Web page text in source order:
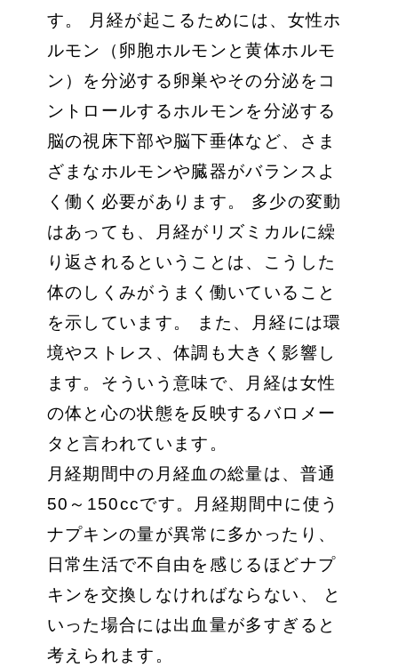
す。 月経が起こるためには、女性ホ
ルモン（卵胞ホルモンと黄体ホルモ
ン）を分泌する卵巣やその分泌をコ
ントロールするホルモンを分泌する
脳の視床下部や脳下垂体など、さま
ざまなホルモンや臓器がバランスよ
く働く必要があります。 多少の変動
はあっても、月経がリズミカルに繰
り返されるということは、こうした
体のしくみがうまく働いていること
を示しています。 また、月経には環
境やストレス、体調も大きく影響し
ます。そういう意味で、月経は女性
の体と心の状態を反映するバロメー
タと言われています。
月経期間中の月経血の総量は、普通
50～150ccです。月経期間中に使う
ナプキンの量が異常に多かったり、
日常生活で不自由を感じるほどナプ
キンを交換しなければならない、 と
いった場合には出血量が多すぎると
考えられます。